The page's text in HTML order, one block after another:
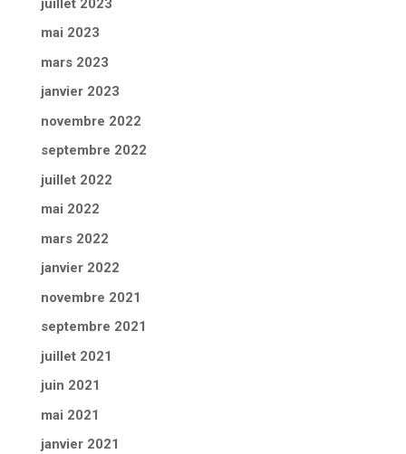
mai 2023
mars 2023
janvier 2023
novembre 2022
septembre 2022
juillet 2022
mai 2022
mars 2022
janvier 2022
novembre 2021
septembre 2021
juillet 2021
juin 2021
mai 2021
janvier 2021